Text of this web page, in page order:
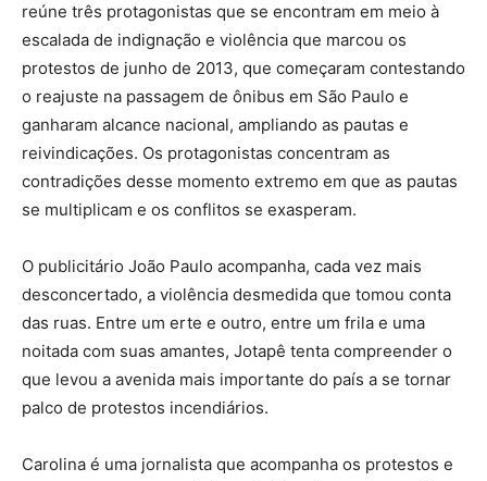
reúne três protagonistas que se encontram em meio à
escalada de indignação e violência que marcou os
protestos de junho de 2013, que começaram contestando
o reajuste na passagem de ônibus em São Paulo e
ganharam alcance nacional, ampliando as pautas e
reivindicações. Os protagonistas concentram as
contradições desse momento extremo em que as pautas
se multiplicam e os conflitos se exasperam.
O publicitário João Paulo acompanha, cada vez mais
desconcertado, a violência desmedida que tomou conta
das ruas. Entre um erte e outro, entre um frila e uma
noitada com suas amantes, Jotapê tenta compreender o
que levou a avenida mais importante do país a se tornar
palco de protestos incendiários.
Carolina é uma jornalista que acompanha os protestos e